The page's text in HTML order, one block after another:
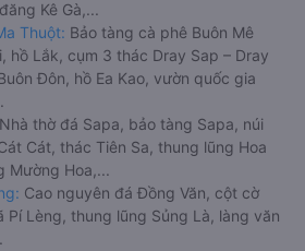
Kê Gà,...
Thuột: Bảo tàng cà phê Buôn Mê
hồ Lắk, cụm 3 thác Dray Sap – Dray
Đôn, hồ Ea Kao, vườn quốc gia
Nhà thờ đá Sapa, bảo tàng Sapa, núi
Cát, thác Tiên Sa, thung lũng Hoa
Mường Hoa,...
Cao nguyên đá Đồng Văn, cột cờ
Pí Lèng, thung lũng Sủng Là, làng văn